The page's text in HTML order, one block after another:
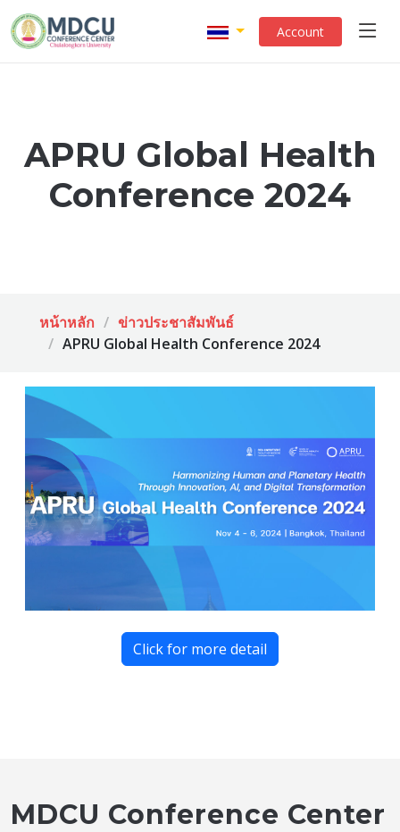
Account
APRU Global Health
Conference 2024
หน้าหลัก
ข่าวประชาสัมพันธ์
APRU Global Health Conference 2024
Click for more detail
MDCU Conference Center